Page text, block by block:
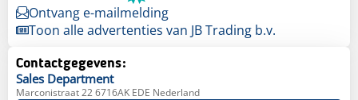
Ontvang e-mailmelding
Toon alle advertenties van JB Trading b.v.
Contactgegevens:
Sales Department
Marconistraat 22 6716AK EDE Nederland